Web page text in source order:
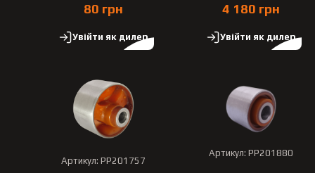
80 грн
Увійти як дилер
4 180 грн
Увійти як дилер
Артикул: PP201757
Артикул: PP201880